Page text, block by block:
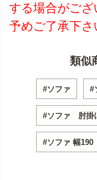
する場合がござ
予めご了承下さ
類似
#ソファ #
#ソファ 肘掛
#ソファ 幅190